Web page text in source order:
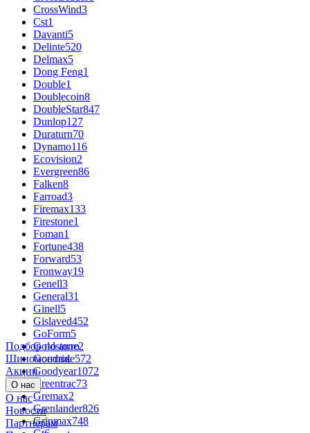
CrossWind3
Cst1
Davanti5
Delinte520
Delmax5
Dong Feng1
Double1
Doublecoin8
DoubleStar847
Dunlop127
Duraturn70
Dynamo116
Ecovision2
Evergreen86
Falken8
Farroad3
Firemax133
Firestone1
Foman1
Fortune438
Forward53
Fronway19
Genell3
General31
Ginell5
Gislaved452
GoForm5
Goldstone2
Goodride572
Goodyear1072
Greentrac73
Gremax2
Grenlander826
Gripmax748
Подбор по авто
Шиномонтаж
Акции
О нас
О нас
Новости
Партнёрам